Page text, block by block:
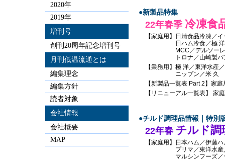
●新製品特集
22年春季 冷凍食
【家庭用】日清食品冷凍／
日ハム冷食／極 洋／
MCC／デルソーレ／
トロナ／山崎製パン／
【業務用】極 洋／東洋水産
ニップン／米 久
【新製品一覧表 Part 2】家
【リニューアル一覧表】 家
●チルド調理品情報｜特別
22年春 チルド調
【家庭用】日本ハム／伊藤
プリマ／東洋水産／
マルシンフーズ／ヤ
2020年
2019年
増刊号
創刊20周年記念増刊号
月刊低温流通とは
編集理念
編集方針
読者対象
会社情報
会社概要
MAP